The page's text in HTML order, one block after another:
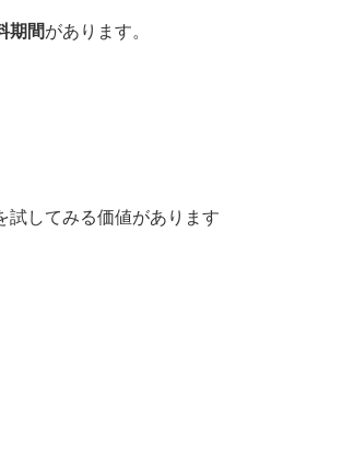
期間があります。
試してみる価値があります